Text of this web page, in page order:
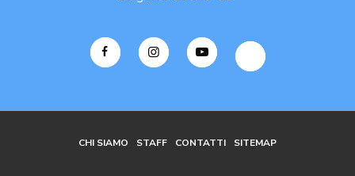
CHI SIAMO STAFF CONTATTI SITEMAP